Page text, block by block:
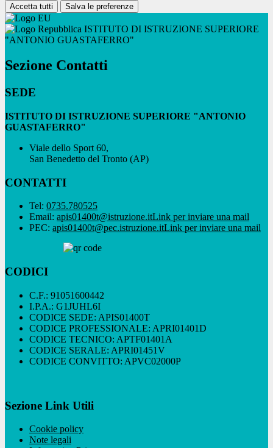
Accetta tutti Salva le preferenze
ISTITUTO DI ISTRUZIONE SUPERIORE
"ANTONIO GUASTAFERRO"
Sezione Contatti
SEDE
ISTITUTO DI ISTRUZIONE SUPERIORE "ANTONIO
GUASTAFERRO"
Viale dello Sport 60,
San Benedetto del Tronto (AP)
CONTATTI
Tel: 0735.780525
Email: apis01400t@istruzione.itLink per inviare una mail
PEC: apis01400t@pec.istruzione.itLink per inviare una mail
CODICI
C.F.: 91051600442
I.P.A.: G1JUHL6I
CODICE SEDE: APIS01400T
CODICE PROFESSIONALE: APRI01401D
CODICE TECNICO: APTF01401A
CODICE SERALE: APRI01451V
CODICE CONVITTO: APVC02000P
Sezione Link Utili
Cookie policy
Note legali